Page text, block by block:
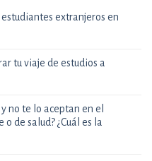
extranjeros en
tu viaje de estudios a
no te lo aceptan en el
o de salud? ¿Cuál es la